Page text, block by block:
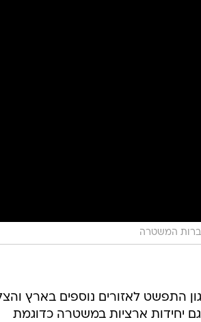
המשטרה
התפשט לאזורים נוספים בארץ
יחידות ארציות במשטרה כדוגמת